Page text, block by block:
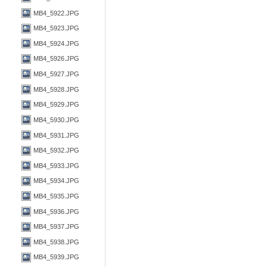
MB4_5922.JPG
MB4_5923.JPG
MB4_5924.JPG
MB4_5926.JPG
MB4_5927.JPG
MB4_5928.JPG
MB4_5929.JPG
MB4_5930.JPG
MB4_5931.JPG
MB4_5932.JPG
MB4_5933.JPG
MB4_5934.JPG
MB4_5935.JPG
MB4_5936.JPG
MB4_5937.JPG
MB4_5938.JPG
MB4_5939.JPG